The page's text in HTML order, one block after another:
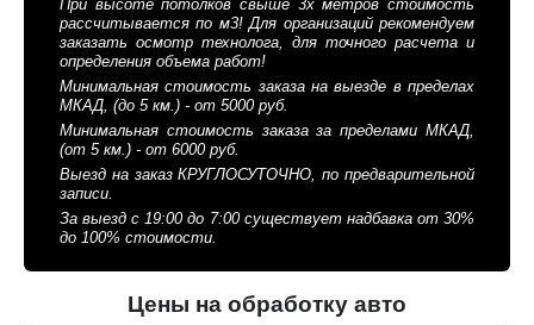
При высоте потолков свыше 3х метров стоимость
рассчитывается по м3! Для организаций рекомендуем
заказать осмотр технолога, для точного расчета и
определения объема работ!
Минимальная стоимость заказа на выезде в пределах
МКАД, (до 5 км.) - от 5000 руб.
Минимальная стоимость заказа за пределами МКАД,
(от 5 км.) - от 6000 руб.
Выезд на заказ КРУГЛОСУТОЧНО, по предварительной
записи.
За выезд с 19:00 до 7:00 существует надбавка от 30%
до 100% стоимости.
Цены на обработку авто